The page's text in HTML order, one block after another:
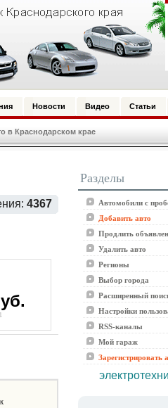
Новости Видео Статьи
в Краснодарском крае
4367
Разделы
Автомобили с
Добавить авто
Продлить
Удалить авто
Регионы
Выбор города
Расширенный
Настройки
RSS-каналы
Мой гараж
Зарегистрировать